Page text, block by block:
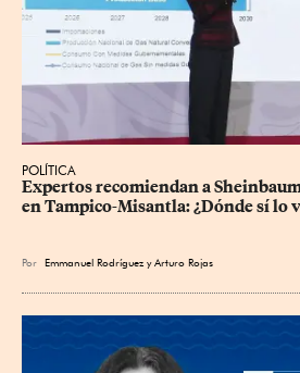
POLÍTICA
Expertos recomiendan a
en Tampico-Misantla: ¿Dónde sí lo
Por Emmanuel Rodríguez yArturo Rojas